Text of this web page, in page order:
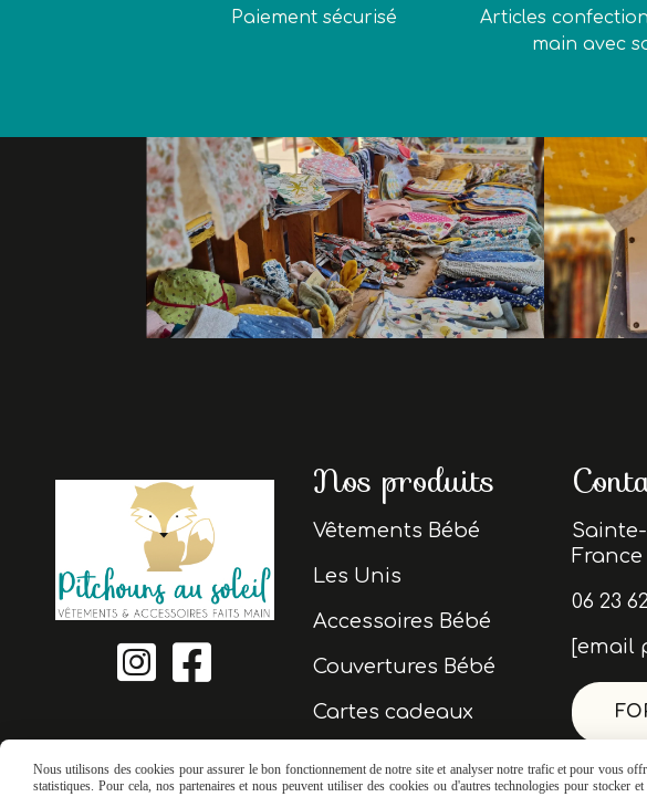
Paiement sécurisé
Articles
main avec
 
Nos produits
Vêtements Bébé
Les Unis
Accessoires Bébé
Couvertures Bébé
Cartes cadeaux
France
06 23
[email
Nous utilisons des cookies pour assurer le bon fonctionnement de notre site et analyser notre trafic et pour vous
statistiques. Pour cela, nos partenaires et nous peuvent utiliser des cookies ou d'autres technologies pour stocker